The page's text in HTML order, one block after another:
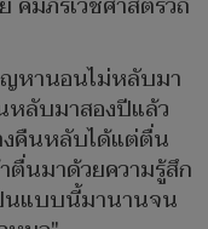
หานอนไม่หลับมา
หลับมาสองปีแล้ว
คืนหลับได้แต่ตื่น
ตื่นมาด้วยความรู้สึก
นแบบนี้มานานจน